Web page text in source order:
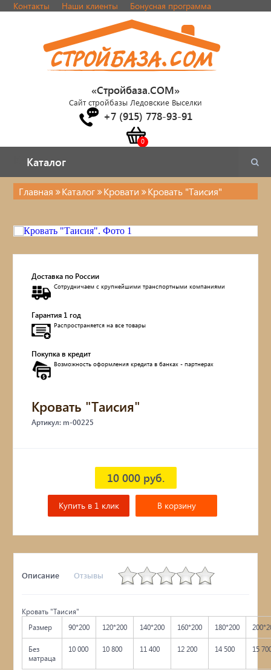
Контакты Наши клиенты Бонусная программа
«Стройбаза.COM»
Сайт стройбазы Ледовские Выселки
+7 (915) 778-93-91
Каталог
Каталог
Стулья, табуреты
Обувницы
Комоды, тумбы
Столы
Мебель с искусственным старением
Дубовые бочки
Детские кровати и диваны
Кухонные уголки
Главная Каталог Кровати Кровать "Таисия"
Доставка по России
Сотрудничаем с крупнейшими транспортными компаниями
Гарантия 1 год
Распространяется на все товары
Покупка в кредит
Возможность оформления кредита в банках - партнерах
Кровать "Таисия"
Артикул: m-00225
10 000 руб.
В корзину
Купить в 1 клик
Описание Отзывы
Кровать "Таисия"
Размер
90*200 120*200 140*200 160*200 180*200
Без
матраца
10 000 10 800 11 400 12 200 14 500 15